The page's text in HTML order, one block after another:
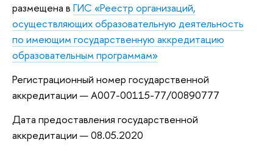
размещена в ГИС «Реестр организаций,
осуществляющих образовательную деятельность
по имеющим государственную аккредитацию
образовательным программам»
Регистрационный номер государственной
аккредитации — А007-00115-77/00890777
Дата предоставления государственной
аккредитации — 08.05.2020